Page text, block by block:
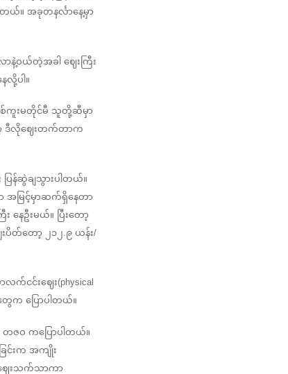
။ အခုတနင်္လာနေ့မှာ
ာနဲ့ဝယ်တဲ့အခါ ဈေးကြီး
လို့ပါ။
စ်ကူးမတိုင်မီ သူတို့ဆီမှာ
ာ့ ဒီလိုဈေးတက်တာက
ပြန်ဆွဲချသွားပါတယ်။
အမြင့်မှာဆက်ရှိနေတာ
နေဦးမယ်။ ပြီးတော့
ပိတ်တော့ ၂၁၂.၉ ယန်း/
က်ငင်းဈေး(physical
က ပြောပါတယ်။
ဝ ကပြောပါတယ်။
င်းက အကျိုး
ေးသက်သာကာ